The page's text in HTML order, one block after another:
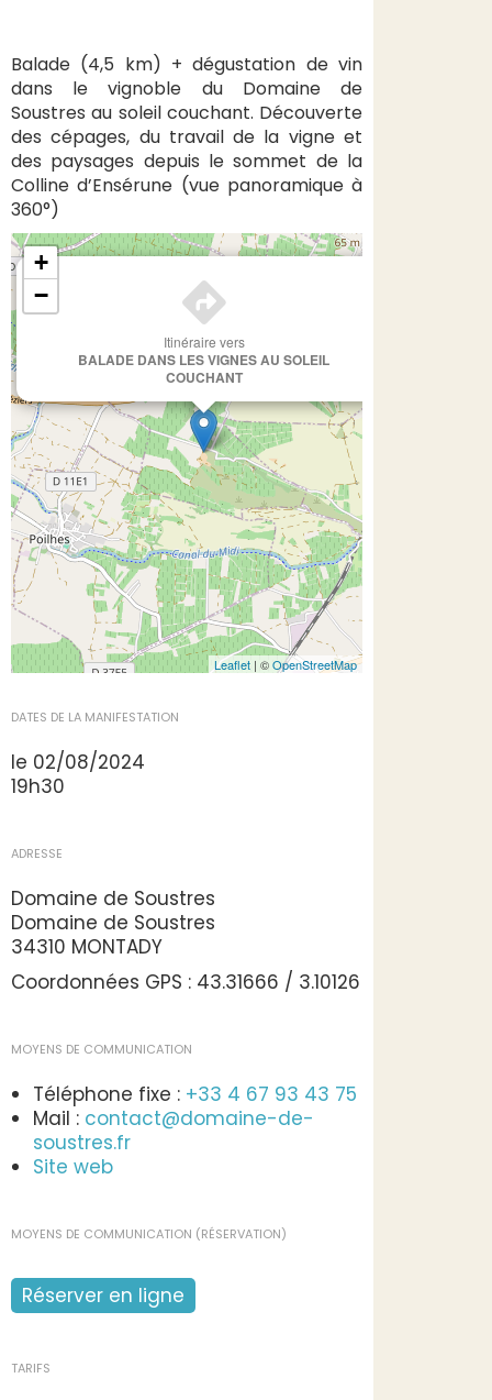
Balade (4,5 km) + dégustation de vin
dans le vignoble du Domaine de
Soustres au soleil couchant. Découverte
des cépages, du travail de la vigne et
des paysages depuis le sommet de la
Colline d’Ensérune (vue panoramique à
360°)
Itinéraire vers
BALADE DANS LES VIGNES AU SOLEIL
COUCHANT
+
−
Leaflet | ©OpenStreetMap
DATES DE LA MANIFESTATION
le 02/08/2024
19h30
ADRESSE
Domaine de Soustres
Domaine de Soustres
34310 MONTADY
Coordonnées GPS : 43.31666 / 3.10126
MOYENS DE COMMUNICATION
Téléphone fixe : +33 4 67 93 43 75
Mail : contact@domaine-de-
soustres.fr
Site web
MOYENS DE COMMUNICATION (RÉSERVATION)
Réserver en ligne
TARIFS